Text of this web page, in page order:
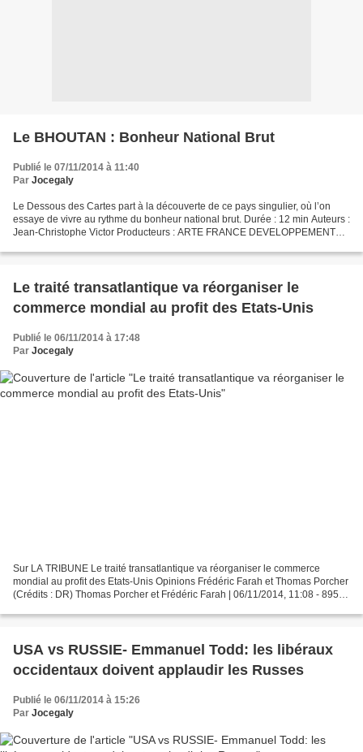
Le BHOUTAN : Bonheur National Brut
Publié le 07/11/2014 à 11:40
Par Jocegaly
Le Dessous des Cartes part à la découverte de ce pays singulier, où l’on
essaye de vivre au rythme du bonheur national brut. Durée : 12 min Auteurs :
Jean-Christophe Victor Producteurs : ARTE FRANCE DEVELOPPEMENT
Le traité transatlantique va réorganiser le
commerce mondial au profit des Etats-Unis
Publié le 06/11/2014 à 17:48
Par Jocegaly
Sur LA TRIBUNE Le traité transatlantique va réorganiser le commerce
mondial au profit des Etats-Unis Opinions Frédéric Farah et Thomas Porcher
(Crédits : DR) Thomas Porcher et Frédéric Farah | 06/11/2014, 11:08 - 895
USA vs RUSSIE- Emmanuel Todd: les libéraux
occidentaux doivent applaudir les Russes
Publié le 06/11/2014 à 15:26
Par Jocegaly